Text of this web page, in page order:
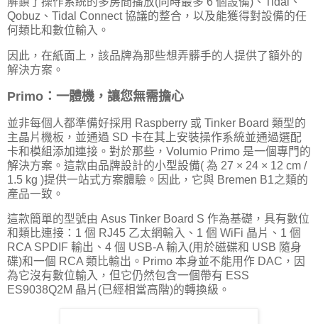
Qobuz、Tidal Connect 協議的整合，以及能獲得對設備的任
何類比和數位輸入。
因此，在紙面上，該品牌為那些想弄髒手的人提供了額外的
解決方案。
Primo：一體機，讓您無需擔心
並非每個人都準備好採用 Raspberry 或 Tinker Board 類型的
主晶片機板，並通過 SD 卡在其上安裝操作系統並通過選配
卡和模組添加連接。對於那些，Volumio Primo 是一個專門的
解決方案。這款由品牌設計的小型設備( 為 27 × 24 × 12 cm /
1.5 kg )提供一站式方案體驗。因此，它與 Bremen B1之類的
產品一致。
這款簡單的型號由 Asus Tinker Board S 作為基礎，具有數位
和類比連接：1 個 RJ45 乙太網輸入、1 個 WiFi 晶片、1 個
RCA SPDIF 輸出、4 個 USB-A 輸入(用於磁碟和 USB 隨身
碟)和一個 RCA 類比輸出。Primo 本身並不能用作 DAC，因
為它沒有數位輸入，但它仍然包含一個帶有 ESS
ES9038Q2M 晶片(已經相當高階)的轉換級。